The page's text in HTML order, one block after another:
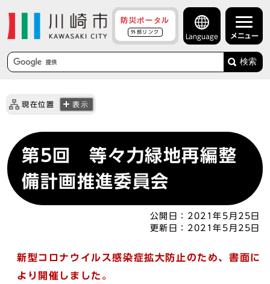
防災ポータル
外部リンク
Language メニュー
検索
現在位置 表示
第5回 等々力緑地再編整
備計画推進委員会
公開日： 2021年5月25日
更新日： 2021年5月25日
新型コロナウイルス感染症拡大防止のため、書面に
より開催しました。